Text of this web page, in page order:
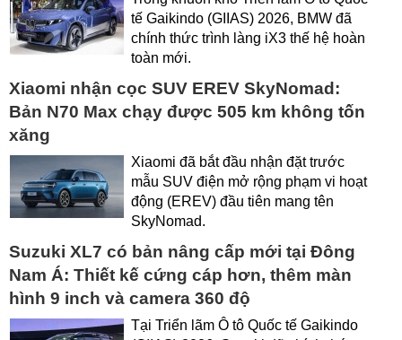
tế Gaikindo (GIIAS) 2026, BMW đã
chính thức trình làng iX3 thế hệ hoàn
toàn mới.
Xiaomi nhận cọc SUV EREV SkyNomad:
Bản N70 Max chạy được 505 km không tốn
xăng
Xiaomi đã bắt đầu nhận đặt trước
mẫu SUV điện mở rộng phạm vi hoạt
động (EREV) đầu tiên mang tên
SkyNomad.
Suzuki XL7 có bản nâng cấp mới tại Đông
Nam Á: Thiết kế cứng cáp hơn, thêm màn
hình 9 inch và camera 360 độ
Tại Triển lãm Ô tô Quốc tế Gaikindo